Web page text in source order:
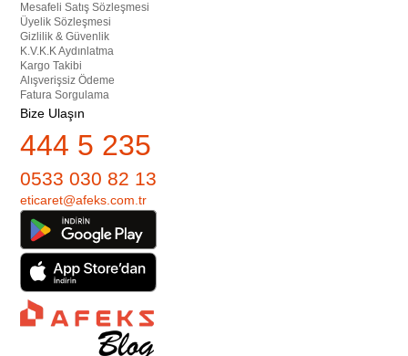
Mesafeli Satış Sözleşmesi
Üyelik Sözleşmesi
Gizlilik & Güvenlik
K.V.K.K Aydınlatma
Kargo Takibi
Alışverişsiz Ödeme
Fatura Sorgulama
Bize Ulaşın
444 5 235
0533 030 82 13
eticaret@afeks.com.tr